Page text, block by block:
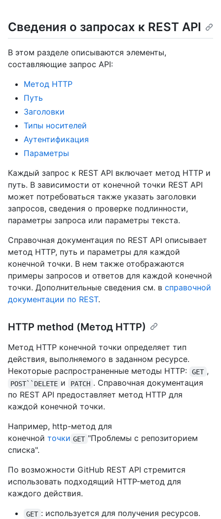
Сведения о запросах к REST API
В этом разделе описываются элементы,
составляющие запрос API:
Метод HTTP
Путь
Заголовки
Типы носителей
Аутентификация
Параметры
Каждый запрос к REST API включает метод HTTP и
путь. В зависимости от конечной точки REST API
может потребоваться также указать заголовки
запросов, сведения о проверке подлинности,
параметры запроса или параметры текста.
Справочная документация по REST API описывает
метод HTTP, путь и параметры для каждой
конечной точки. В нем также отображаются
примеры запросов и ответов для каждой конечной
точки. Дополнительные сведения см. в справочной
документации по REST.
HTTP method (Метод HTTP)
Метод HTTP конечной точки определяет тип
действия, выполняемого в заданном ресурсе.
Некоторые распространенные методы HTTP:
GET ,
POST``DELETE и PATCH . Справочная документация
по REST API предоставляет метод HTTP для
каждой конечной точки.
Например, http-метод для
конечной точки GET "Проблемы с репозиторием
списка".
По возможности GitHub REST API стремится
использовать подходящий HTTP-метод для
каждого действия.
GET : используется для получения ресурсов.